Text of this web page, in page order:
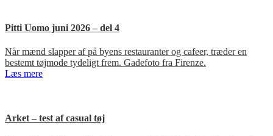
Pitti Uomo juni 2026 – del 4
Når mænd slapper af på byens restauranter og cafeer, træder en
bestemt tøjmode tydeligt frem. Gadefoto fra Firenze.
Læs mere
Arket – test af casual tøj